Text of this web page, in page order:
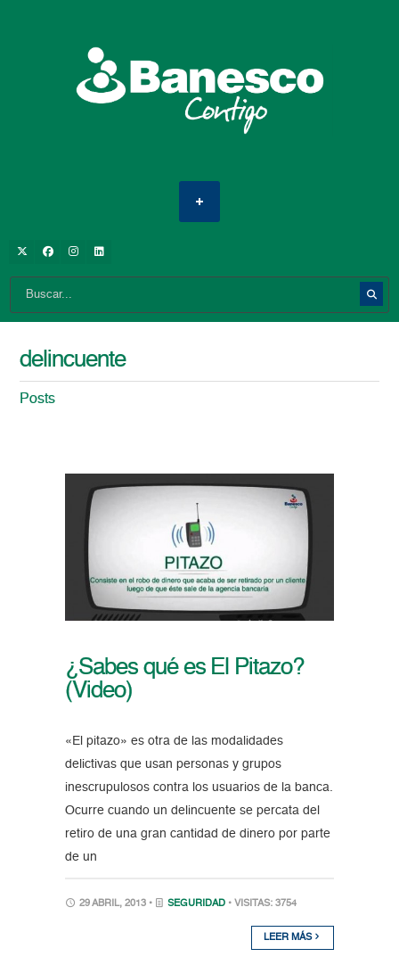
delincuente
Posts
¿Sabes qué es El Pitazo?
(Video)
«El pitazo» es otra de las modalidades
delictivas que usan personas y grupos
inescrupulosos contra los usuarios de la banca.
Ocurre cuando un delincuente se percata del
retiro de una gran cantidad de dinero por parte
de un
29 ABRIL, 2013 • SEGURIDAD • VISITAS: 3754
LEER MÁS